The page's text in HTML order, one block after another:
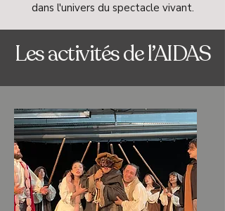
dans l'univers du spectacle vivant.
Les activités de l’AIDAS